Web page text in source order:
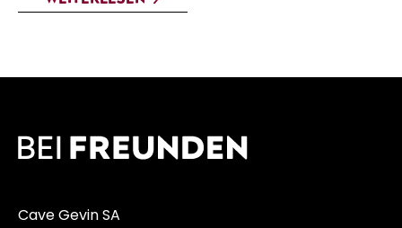
Cave Gevin SA